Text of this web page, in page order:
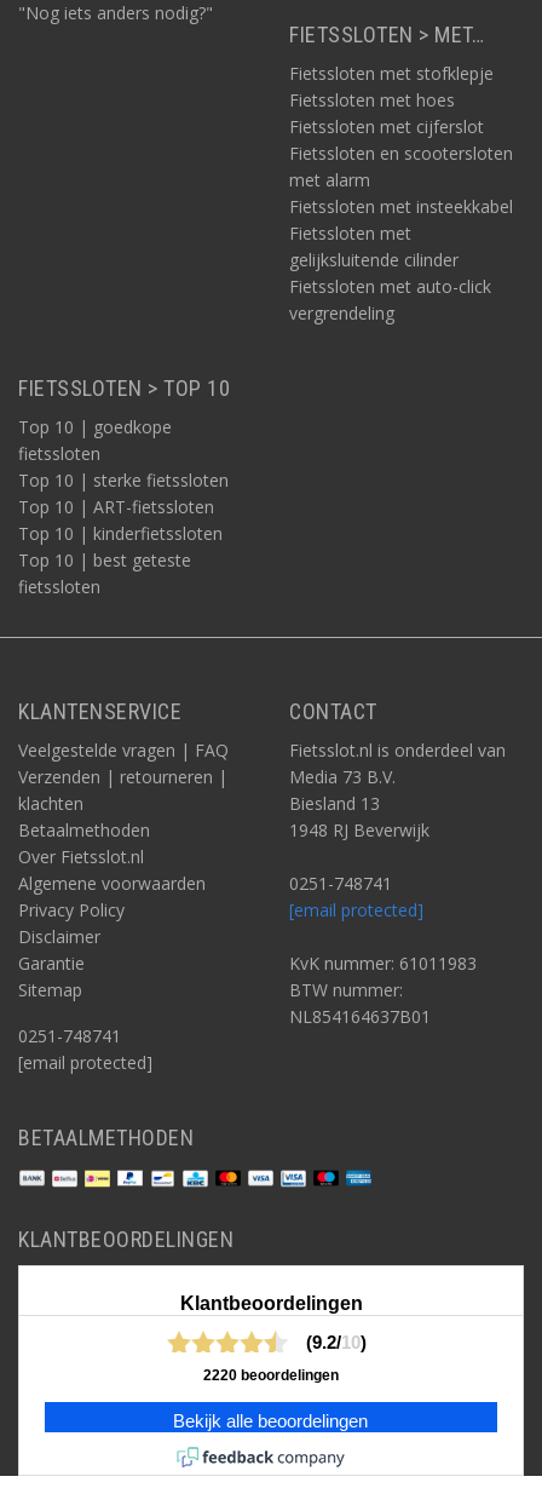
"Nog iets anders nodig?"
FIETSSLOTEN > MET…
Fietssloten met stofklepje
Fietssloten met hoes
Fietssloten met cijferslot
Fietssloten en scootersloten
met alarm
Fietssloten met insteekkabel
Fietssloten met
gelijksluitende cilinder
Fietssloten met auto-click
vergrendeling
FIETSSLOTEN > TOP 10
Top 10 | goedkope
fietssloten
Top 10 | sterke fietssloten
Top 10 | ART-fietssloten
Top 10 | kinderfietssloten
Top 10 | best geteste
fietssloten
KLANTENSERVICE
Veelgestelde vragen | FAQ
Verzenden | retourneren |
klachten
Betaalmethoden
Over Fietsslot.nl
Algemene voorwaarden
Privacy Policy
Disclaimer
Garantie
Sitemap
0251-748741
[email protected]
CONTACT
Fietsslot.nl is onderdeel van
Media 73 B.V.
Biesland 13
1948 RJ Beverwijk
0251-748741
[email protected]
KvK nummer: 61011983
BTW nummer:
NL854164637B01
BETAALMETHODEN
KLANTBEOORDELINGEN
Klantbeoordelingen
(9.2/10)
2220 beoordelingen
Bekijk alle beoordelingen